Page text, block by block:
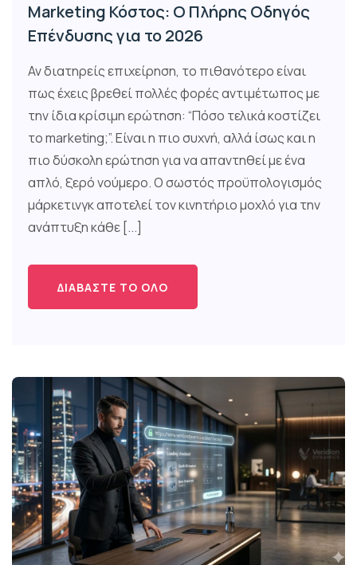
Marketing Κόστος: Ο Πλήρης Οδηγός
Επένδυσης για το 2026
Αν διατηρείς επιχείρηση, το πιθανότερο είναι
πως έχεις βρεθεί πολλές φορές αντιμέτωπος με
την ίδια κρίσιμη ερώτηση: “Πόσο τελικά κοστίζει
το marketing;”. Είναι η πιο συχνή, αλλά ίσως και η
πιο δύσκολη ερώτηση για να απαντηθεί με ένα
απλό, ξερό νούμερο. Ο σωστός προϋπολογισμός
μάρκετινγκ αποτελεί τον κινητήριο μοχλό για την
ανάπτυξη κάθε [...]
ΔΙΑΒΆΣΤΕ ΤΟ ΌΛΟ